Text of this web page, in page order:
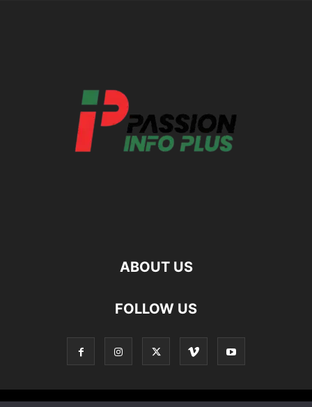
ABOUT US
FOLLOW US